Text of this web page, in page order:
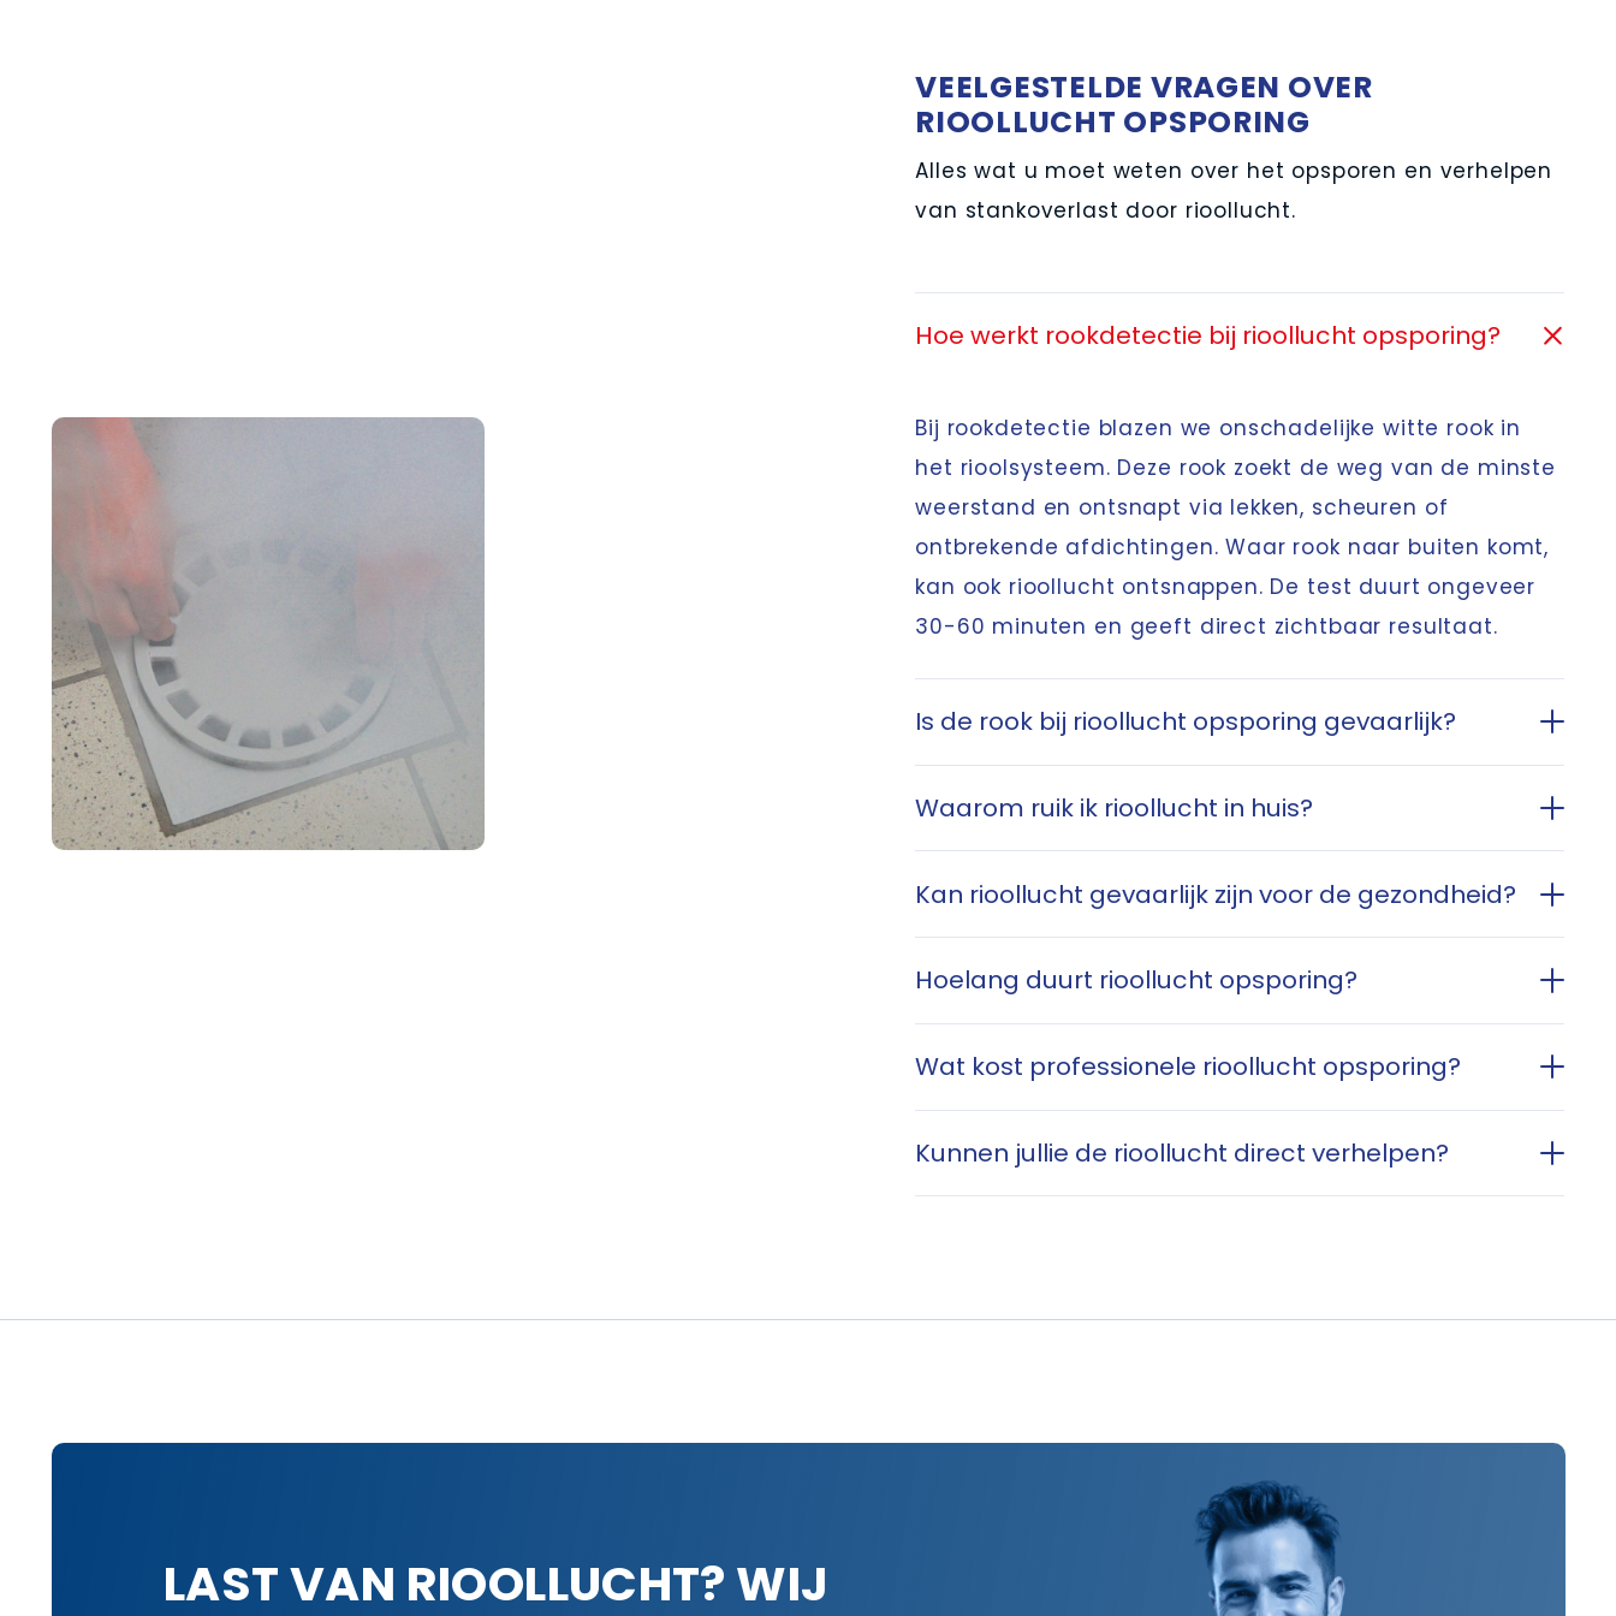
VEELGESTELDE VRAGEN OVER
RIOOLLUCHT OPSPORING
Alles wat u moet weten over het opsporen en verhelpen
van stankoverlast door rioollucht.
Hoe werkt rookdetectie bij rioollucht opsporing?
Bij rookdetectie blazen we onschadelijke witte rook in
het rioolsysteem. Deze rook zoekt de weg van de minste
weerstand en ontsnapt via lekken, scheuren of
ontbrekende afdichtingen. Waar rook naar buiten komt,
kan ook rioollucht ontsnappen. De test duurt ongeveer
30-60 minuten en geeft direct zichtbaar resultaat.
Is de rook bij rioollucht opsporing gevaarlijk?
Waarom ruik ik rioollucht in huis?
Kan rioollucht gevaarlijk zijn voor de gezondheid?
Hoelang duurt rioollucht opsporing?
Wat kost professionele rioollucht opsporing?
Kunnen jullie de rioollucht direct verhelpen?
LAST VAN RIOOLLUCHT? WIJ